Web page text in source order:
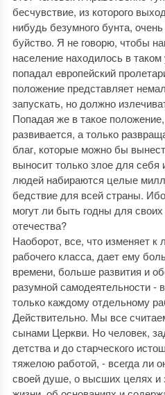
бесчувствие, из которого
нибудь безумного бунта,
буйство. Я не говорю, чтобы
население находилось в
попадал европейский
положение представляет
запускать, но должно
Попадая же в такое
развивается, а только
благ, которые можно бы
выносит только злое для себя
людей набираются целые
бедствие для всей страны.
могут ли быть годны для
отечества?
Наоборот, все, что изменяет
рабочего класса, дает ему
времени, больше развития и
разумной самодеятельности -
только каждому отдельному
Действительно. Мы все
сынами Церкви. Но человек,
детства и до старческого
тяжелою работой, - всегда ли
своей душе, о высших целях и